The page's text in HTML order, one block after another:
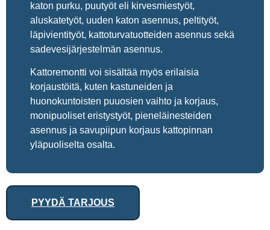
katon purku, puutyöt eli kirvesmiestyöt,
aluskatetyöt, uuden katon asennus, peltityöt,
läpivientityöt, kattoturvatuotteiden asennus sekä
sadevesijärjestelmän asennus.
Kattoremontti voi sisältää myös erilaisia
korjaustöitä, kuten kastuneiden ja
huonokuntoisten puuosien vaihto ja korjaus,
monipuoliset eristystyöt, pieneläinesteiden
asennus ja savupiipun korjaus kattopinnan
yläpuoliselta osalta.
PYYDÄ TARJOUS